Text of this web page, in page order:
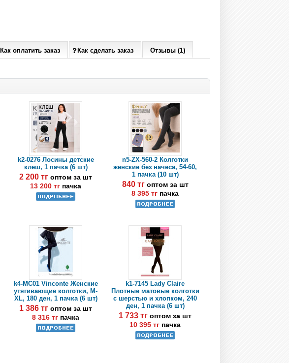
Как оплатить заказ Как сделать заказ Отзывы (1)
k2-0276 Лосины детские
клеш, 1 пачка (6 шт)
2 200 тгоптом за шт
13 200 тг пачка
n5-ZX-560-2 Колготки
женские без начеса, 54-60,
1 пачка (10 шт)
840 тг оптом за шт
8 395 тг пачка
k4-MC01 Vinconte Женские
утягивающие колготки, M-
XL, 180 ден, 1 пачка (6 шт)
1 386 тгоптом за шт
8 316 тг пачка
k1-7145 Lady Claire
Плотные матовые колготки
с шерстью и хлопком, 240
ден, 1 пачка (6 шт)
1 733 тгоптом за шт
10 395 тг пачка